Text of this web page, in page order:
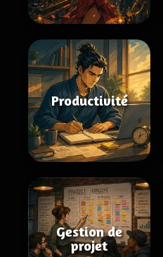
Productivité
Gestion de
projet